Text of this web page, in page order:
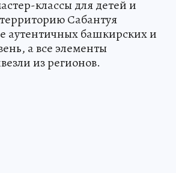
классы для детей и
Сабантуя
аутентичных башкирских и
а все элементы
из регионов.